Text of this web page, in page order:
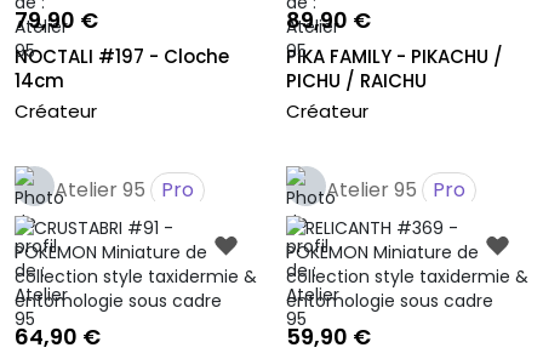
79,90 €
NOCTALI #197 - Cloche
14cm
Créateur
89,90 €
PIKA FAMILY - PIKACHU /
PICHU / RAICHU
Créateur
Atelier 95 Pro
64,90 €
Atelier 95 Pro
59,90 €